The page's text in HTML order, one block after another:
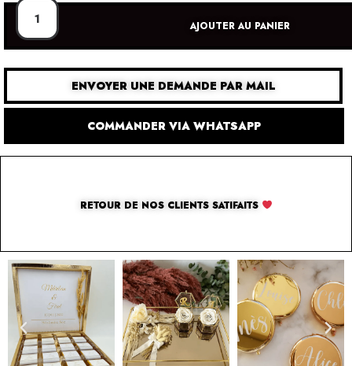
AJOUTER AU PANIER
ENVOYER UNE DEMANDE PAR MAIL
COMMANDER VIA WHATSAPP
RETOUR DE NOS CLIENTS SATIFAITS